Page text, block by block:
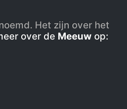
Het zijn over het
over de Meeuw op: